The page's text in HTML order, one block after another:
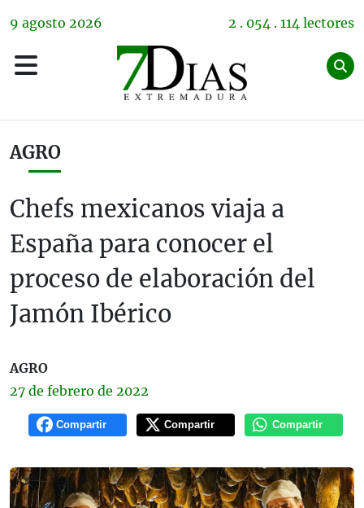
9 agosto 2026 2 . 054 . 114 lectores
AGRO
Chefs mexicanos viaja a
España para conocer el
proceso de elaboración del
Jamón Ibérico
AGRO
27 de febrero de 2022
Compartir Compartir Compartir